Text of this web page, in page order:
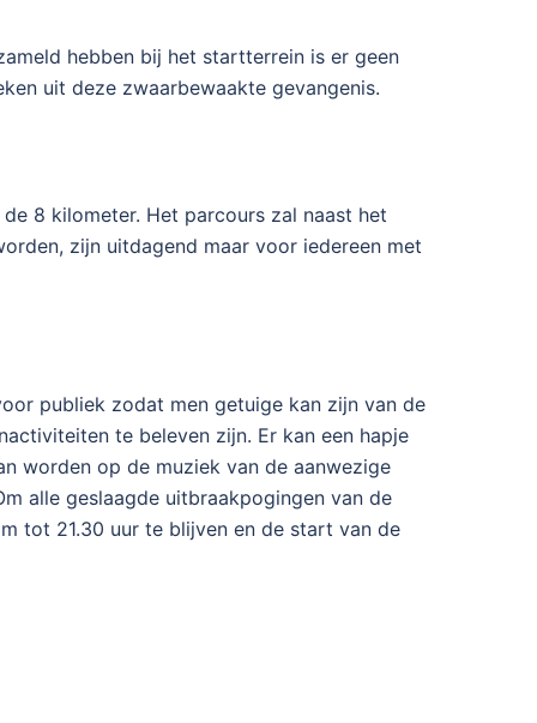
hebben bij het startterrein is er geen
uit deze zwaarbewaakte gevangenis.
8 kilometer. Het parcours zal naast het
zijn uitdagend maar voor iedereen met
publiek zodat men getuige kan zijn van de
te beleven zijn. Er kan een hapje
worden op de muziek van de aanwezige
alle geslaagde uitbraakpogingen van de
tot 21.30 uur te blijven en de start van de